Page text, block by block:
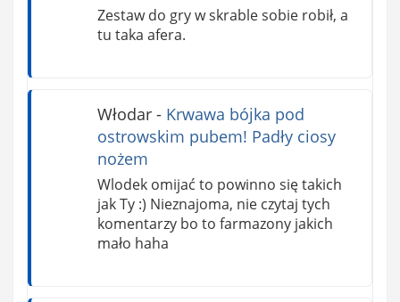
Zestaw do gry w skrable sobie robił, a
tu taka afera.
Włodar- Krwawa bójka pod
ostrowskim pubem! Padły ciosy
nożem
Wlodek omijać to powinno się takich
jak Ty :) Nieznajoma, nie czytaj tych
komentarzy bo to farmazony jakich
mało haha